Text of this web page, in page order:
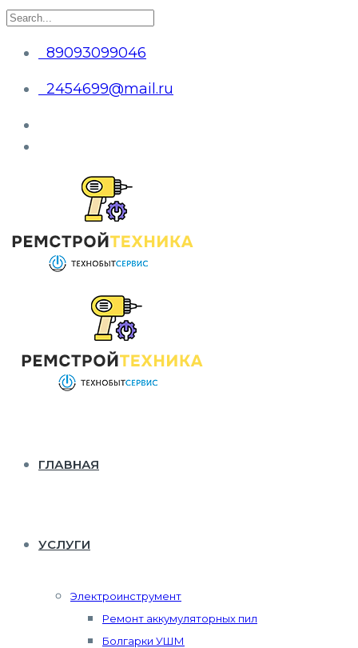
89093099046
2454699@mail.ru
ГЛАВНАЯ
УСЛУГИ
Электроинструмент
Ремонт аккумуляторных пил
Болгарки УШМ